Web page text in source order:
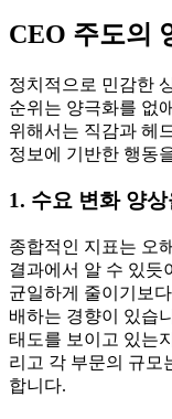
CEO 주도의
정치적으로 민감한
순위는 양극화를 없
위해서는 직감과 헤
정보에 기반한 행동
1. 수요 변화 양
종합적인 지표는 오
결과에서 알 수 있듯
균일하게 줄이기보
배하는 경향이 있습
태도를 보이고 있는
리고 각 부문의 규모
합니다.